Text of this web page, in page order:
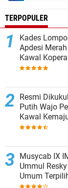
TERPOPULER
Kades
Apdesi
Kawal
Resmi
Putih Wajo
Kawal
Merah Putih
Musycab IX
Ummul
Umum